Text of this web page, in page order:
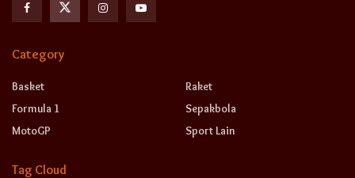
Category
Basket
Formula 1
MotoGP
Raket
Sepakbola
Sport Lain
Tag Cloud